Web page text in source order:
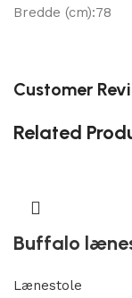
Bredde (cm):78
Customer
Related
Buffalo
Lænestole